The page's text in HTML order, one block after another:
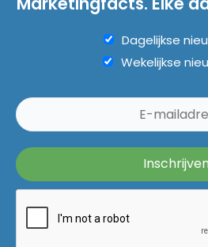
Dagelijkse
Wekelijkse